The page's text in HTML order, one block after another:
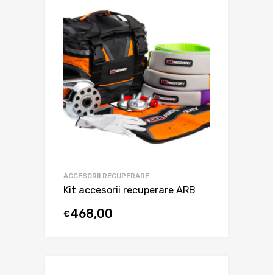
ACCESORII RECUPERARE
Kit accesorii recuperare ARB
€468,00